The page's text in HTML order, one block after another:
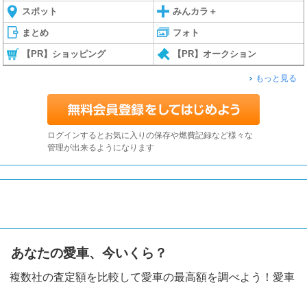
スポット みんカラ＋
まとめ フォト
【PR】ショッピング 【PR】オークション
もっと見る
ログインするとお気に入りの保存や燃費記録など様々な
管理が出来るようになります
あなたの愛車、今いくら？
複数社の査定額を比較して愛車の最高額を調べよう！愛車